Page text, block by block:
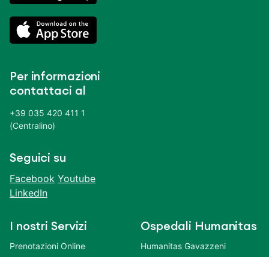
Per informazioni
contattaci al
+39 035 420 411 1
(Centralino)
Seguici su
Facebook Youtube
LinkedIn
I nostri Servizi
Prenotazioni Online
Ospedali Humanitas
Humanitas Gavazzeni